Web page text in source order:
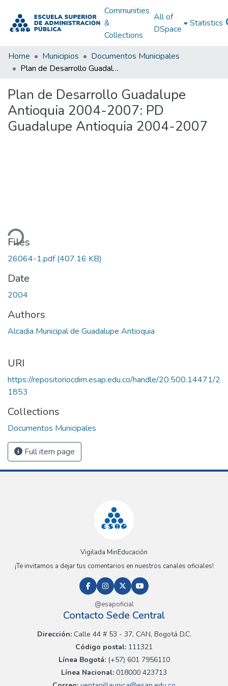
Communities
&
Collections
All of
DSpace
Statistics
Home Municipios
Documentos Municipales
Plan de Desarrollo Guadalupe Antioquia 2004-2007: PD Guadalupe Antioquia 2004-2007
Plan de Desarrollo Guadalupe
Antioquia 2004-2007: PD
Guadalupe Antioquia 2004-2007
Files
26064-1.pdf(407.16 KB)
Date
2004
Authors
Alcadia Municipal de Guadalupe Antioquia
URI
https://repositoriocdim.esap.edu.co/handle/20.500.14471/2
1853
Collections
Documentos Municipales
Full item page
Vigilada MinEducación
¡Te invitamos a dejar tus comentarios en nuestros canales oficiales!
@esapoficial
Contacto Sede Central
Dirección:Calle 44 # 53 - 37, CAN, Bogotá D.C.
Código postal: 111321
Línea Bogotá:(+57) 601 7956110
Línea Nacional: 018000 423713